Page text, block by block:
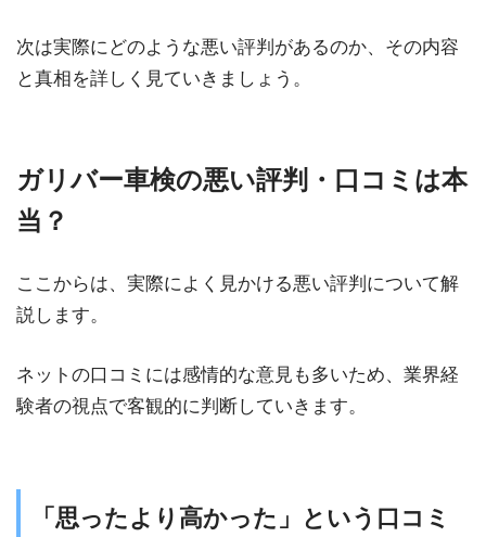
次は実際にどのような悪い評判があるのか、その内容
と真相を詳しく見ていきましょう。
ガリバー車検の悪い評判・口コミは本
当？
ここからは、実際によく見かける悪い評判について解
説します。
ネットの口コミには感情的な意見も多いため、業界経
験者の視点で客観的に判断していきます。
「思ったより高かった」という口コミ